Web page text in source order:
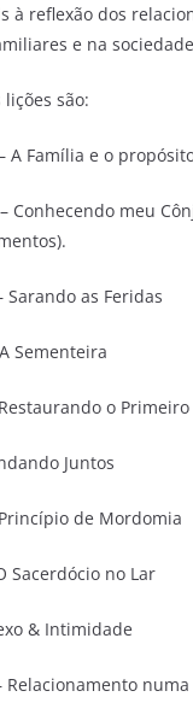
à reflexão dos
e na
são:
A Família e o
Conhecendo meu
Sarando as Feridas
Sementeira
o
Juntos
de Mordomia
Sacerdócio no Lar
& Intimidade
Relacionamento numa